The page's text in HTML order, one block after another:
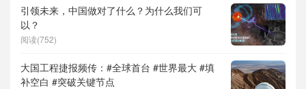
引领未来，中国做对了什么？为什么我们可
以？
阅读(752)
大国工程捷报频传：#全球首台 #世界最大 #填
补空白 #突破关键节点